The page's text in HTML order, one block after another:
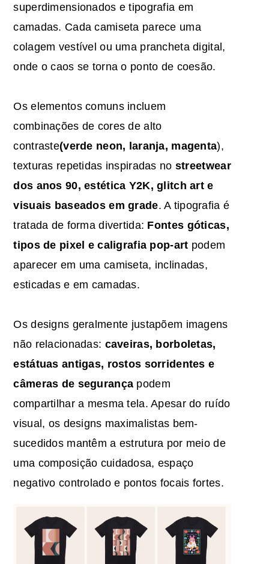
superdimensionados e tipografia em
camadas. Cada camiseta parece uma
colagem vestível ou uma prancheta digital,
onde o caos se torna o ponto de coesão.
Os elementos comuns incluem
combinações de cores de alto
contraste(verde neon, laranja, magenta),
texturas repetidas inspiradas no streetwear
dos anos 90, estética Y2K, glitch art e
visuais baseados em grade. A tipografia é
tratada de forma divertida: Fontes góticas,
tipos de pixel e caligrafia pop-art podem
aparecer em uma camiseta, inclinadas,
esticadas e em camadas.
Os designs geralmente justapõem imagens
não relacionadas: caveiras, borboletas,
estátuas antigas, rostos sorridentes e
câmeras de segurança podem
compartilhar a mesma tela. Apesar do ruído
visual, os designs maximalistas bem-
sucedidos mantêm a estrutura por meio de
uma composição cuidadosa, espaço
negativo controlado e pontos focais fortes.